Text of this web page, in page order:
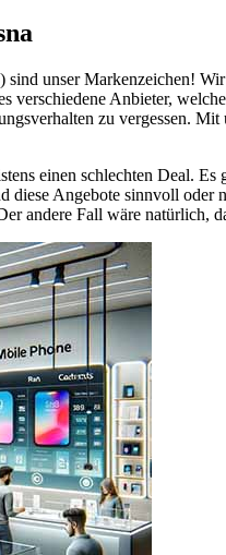
sind unser Markenzeichen!
verschiedene Anbieter,
zu vergessen. Mit
einen schlechten Deal. Es
diese Angebote sinnvoll
andere Fall wäre